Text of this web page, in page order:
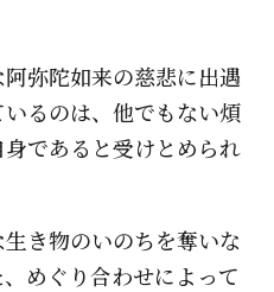
弥陀如来の慈悲に出遇
るのは、他でもない煩
であると受けとめられ
き物のいのちを奪いな
めぐり合わせによって